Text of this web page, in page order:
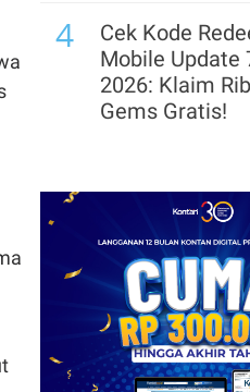
9
Diterpa Gagal
Sebut iGrow
Selesaikan
Bermasalah
Muamalat
Ekosistem Haji
4
Cek Kode
Mobile Update
2026: Klaim
Gems Gratis!
Treasuri 9,63
Profil Emiten
hingga
Arsenal
Kerja Sama
Emirates
Detail